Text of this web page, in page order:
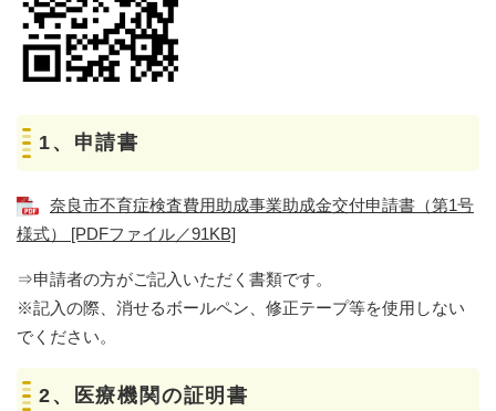
1、申請書
奈良市不育症検査費用助成事業助成金交付申請書（第1号
様式） [PDFファイル／91KB]
⇒申請者の方がご記入いただく書類です。
​※記入の際、消せるボールペン、修正テープ等を使用しない
でください。
2、医療機関の証明書